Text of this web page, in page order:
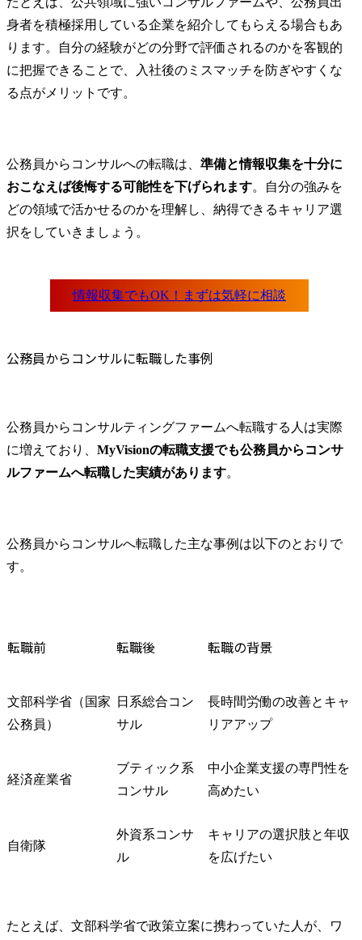
トの必要シ
案・開発
銀行業界
インターネ
の導入・高
革推進、デ
ティング戦
身者を積極採用している企業を紹介してもらえる場合もあ
ります。自分の経験がどの分野で評価されるのかを客観的
に把握できることで、入社後のミスマッチを防ぎやすくな
る点がメリットです。
公務員からコンサルへの転職は、 準備と情報収集を十分に
おこなえば後悔する可能性を下げられます。自分の強みを
どの領域で活かせるのかを理解し、納得できるキャリア選
択をしていきましょう。
公務員からコンサルに転職した事例
公務員からコンサルティングファームへ転職する人は実際
に増えており、 MyVisionの転職支援でも公務員からコンサ
ルファームへ転職した実績があります。
公務員からコンサルへ転職した主な事例は以下のとおりで
す。
転職前 転職後 転職の背景
文部科学省（国家
公務員）
日系総合コン
サル
長時間労働の改善とキャ
リアアップ
経済産業省
ブティック系
コンサル
中小企業支援の専門性を
高めたい
自衛隊
外資系コンサ
ル
キャリアの選択肢と年収
を広げたい
たとえば、文部科学省で政策立案に携わっていた人が、ワ